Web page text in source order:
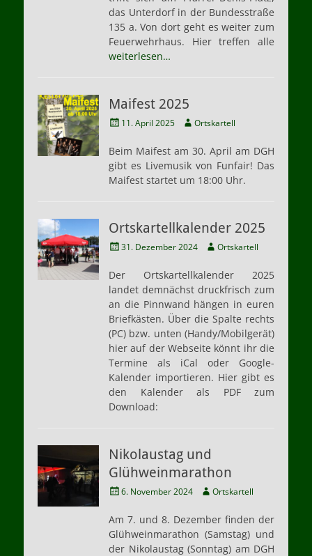
das Unterdorf in der Bundesstraße
135 a. Von dort geht es weiter zum
Feuerwehrhaus. Hier treffen alle
weiterlesen…
Maifest 2025
Veröffentlicht
11. April 2025 AutorOrtskartell
Beim Maifest am 30. April am DGH
gibt es Livemusik von Funfair! Das
Maifest startet um 18:00 Uhr.
Ortskartellkalender 2025
Veröffentlicht
31. Dezember 2024 AutorOrtskartell
Der Ortskartellkalender 2025
landet demnächst druckfrisch zum
an die Pinnwand hängen in euren
Briefkästen. Über die Spalte rechts
(PC) bzw. unten (Handy/Mobilgerät)
hier auf der Webseite könnt ihr die
Termine als iCal oder Google-
Kalender importieren. Hier gibt es
den Kalender als PDF zum
Download:
Nikolaustag und
Glühweinmarathon
Veröffentlicht
6. November 2024 AutorOrtskartell
Am 7. und 8. Dezember finden der
Glühweinmarathon (Samstag) und
der Nikolaustag (Sonntag) am DGH